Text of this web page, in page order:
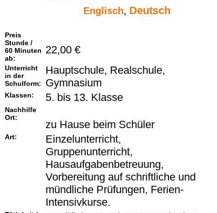
Englisch, Deutsch
Preis
Stunde /
60 Minuten
ab:
22,00 €
Unterricht
in der
Schulform:
Hauptschule, Realschule,
Gymnasium
Klassen: 5. bis 13. Klasse
Nachhilfe
Ort:
zu Hause beim Schüler
Art:
Einzelunterricht,
Gruppenunterricht,
Hausaufgabenbetreuung,
Vorbereitung auf schriftliche und
mündliche Prüfungen, Ferien-
Intensivkurse.